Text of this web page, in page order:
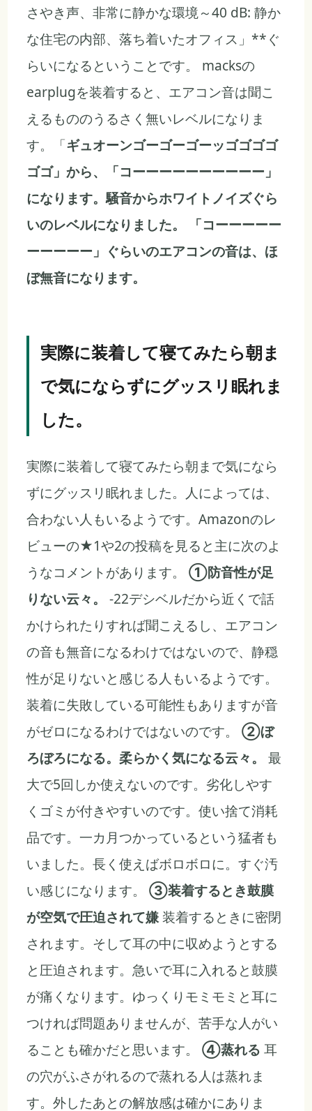
さやき声、非常に静かな環境～40 dB: 静か
な住宅の内部、落ち着いたオフィス」**ぐ
らいになるということです。 macksの
earplugを装着すると、エアコン音は聞こ
えるもののうるさく無いレベルになりま
す。「ギュオーンゴーゴーゴーッゴゴゴゴ
ゴゴ」から、「コーーーーーーーーーー」
になります。騒音からホワイトノイズぐら
いのレベルになりました。
「コーーーーー
ーーーーー」ぐらいのエアコンの音は、ほ
ぼ無音になります。
実際に装着して寝てみたら朝ま
で気にならずにグッスリ眠れま
した。
実際に装着して寝てみたら朝まで気になら
ずにグッスリ眠れました。人によっては、
合わない人もいるようです。Amazonのレ
ビューの★1や2の投稿を見ると主に次のよ
うなコメントがあります。①防音性が足
りない云々。
-22デシベルだから近くで話
かけられたりすれば聞こえるし、エアコン
の音も無音になるわけではないので、静穏
性が足りないと感じる人もいるようです。
装着に失敗している可能性もありますが音
がゼロになるわけではないのです。②ぼ
ろぼろになる。柔らかく気になる云々。
最
大で5回しか使えないのです。劣化しやす
くゴミが付きやすいのです。使い捨て消耗
品です。一カ月つかっているという猛者も
いました。長く使えばボロボロに。すぐ汚
い感じになります。③装着するとき鼓膜
が空気で圧迫されて嫌装着するときに密閉
されます。そして耳の中に収めようとする
と圧迫されます。急いで耳に入れると鼓膜
が痛くなります。ゆっくりモミモミと耳に
つければ問題ありませんが、苦手な人がい
ることも確かだと思います。④蒸れる 耳
の穴がふさがれるので蒸れる人は蒸れま
す。外したあとの解放感は確かにありま